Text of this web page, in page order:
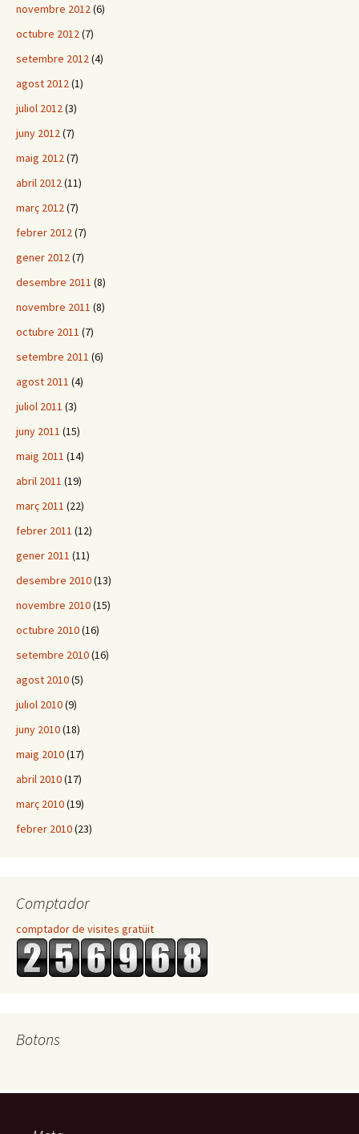
novembre 2012(6)
octubre 2012(7)
setembre 2012(4)
agost 2012(1)
juliol 2012(3)
juny 2012(7)
maig 2012(7)
abril 2012(11)
març 2012(7)
febrer 2012(7)
gener 2012(7)
desembre 2011 (8)
novembre 2011 (8)
octubre 2011 (7)
setembre 2011 (6)
agost 2011 (4)
juliol 2011 (3)
juny 2011 (15)
maig 2011 (14)
abril 2011 (19)
març 2011 (22)
febrer 2011 (12)
gener 2011 (11)
desembre 2010(13)
novembre 2010(15)
octubre 2010(16)
setembre 2010(16)
agost 2010(5)
juliol 2010(9)
juny 2010(18)
maig 2010(17)
abril 2010(17)
març 2010(19)
febrer 2010(23)
Comptador
comptador de visites gratüit
Botons